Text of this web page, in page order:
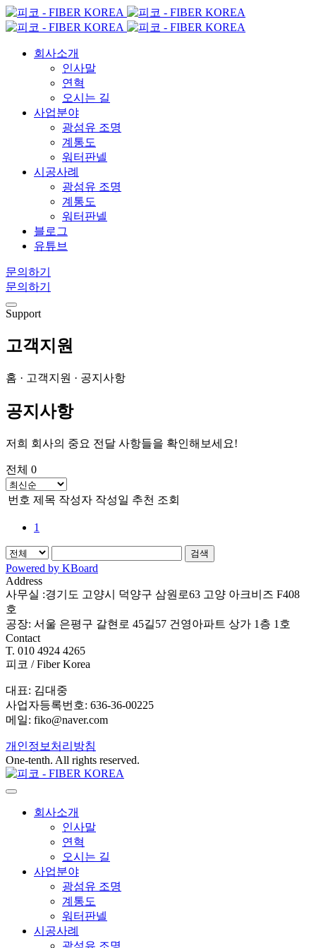
회사소개
인사말
연혁
오시는 길
사업분야
광섬유 조명
계통도
워터판넬
시공사례
광섬유 조명
계통도
워터판넬
블로그
유튜브
문의하기
문의하기
Support
고객지원
홈 · 고객지원 · 공지사항
공지사항
저희 회사의 중요 전달 사항들을 확인해보세요!
전체 0
번호 제목 작성자 작성일 추천 조회
1
검색
Powered by KBoard
Address
사무실 :경기도 고양시 덕양구 삼원로63 고양 아크비즈 F408
호
공장: 서울 은평구 갈현로 45길57 건영아파트 상가 1층 1호
Contact
T. 010 4924 4265
피코 / Fiber Korea
대표: 김대중
사업자등록번호: 636-36-00225
메일: fiko@naver.com
개인정보처리방침
One-tenth. All rights reserved.
회사소개
인사말
연혁
오시는 길
사업분야
광섬유 조명
계통도
워터판넬
시공사례
광섬유 조명